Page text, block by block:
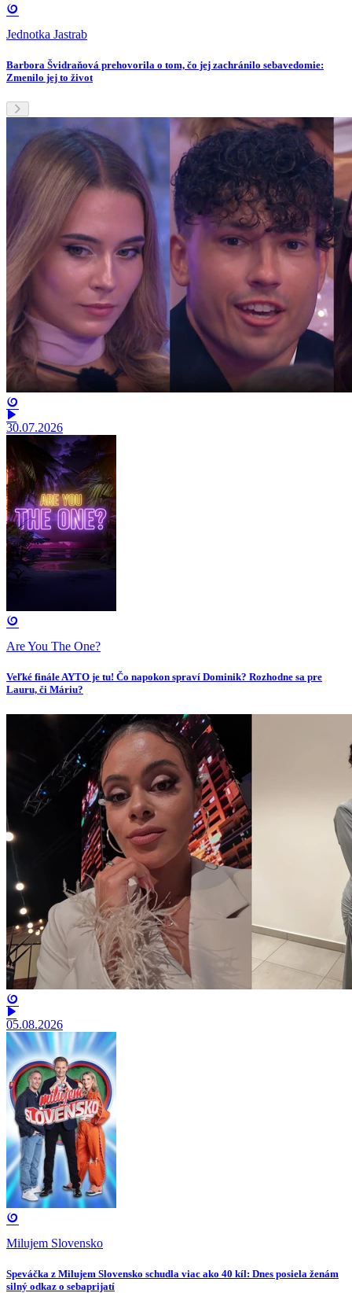
Jednotka Jastrab
Barbora Švidraňová prehovorila o tom, čo jej zachránilo sebavedomie:
Zmenilo jej to život
30.07.2026
Are You The One?
Veľké finále AYTO je tu! Čo napokon spraví Dominik? Rozhodne sa pre
Lauru, či Máriu?
05.08.2026
Milujem Slovensko
Speváčka z Milujem Slovensko schudla viac ako 40 kíl: Dnes posiela ženám
silný odkaz o sebaprijatí